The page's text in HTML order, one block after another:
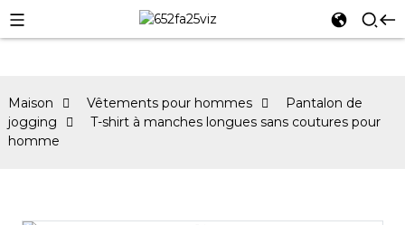
Maison Vêtements pour hommes
Pantalon de
jogging
T-shirt à manches longues sans coutures pour
homme